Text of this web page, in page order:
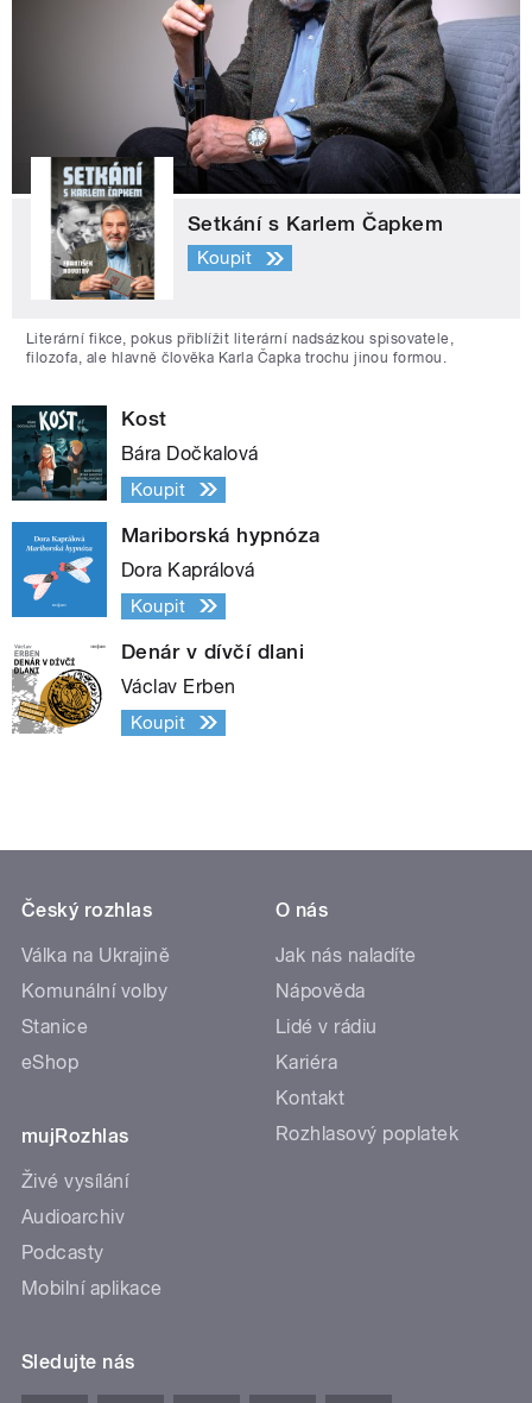
Setkání s Karlem Čapkem
Koupit
Literární fikce, pokus přiblížit literární nadsázkou spisovatele,
filozofa, ale hlavně člověka Karla Čapka trochu jinou formou.
Kost
Bára Dočkalová
Koupit
Mariborská hypnóza
Dora Kaprálová
Koupit
Denár v dívčí dlani
Václav Erben
Koupit
Český rozhlas
Válka na Ukrajině
Komunální volby
Stanice
eShop
mujRozhlas
Živé vysílání
Audioarchiv
Podcasty
Mobilní aplikace
O nás
Jak nás naladíte
Nápověda
Lidé v rádiu
Kariéra
Kontakt
Rozhlasový poplatek
Sledujte nás